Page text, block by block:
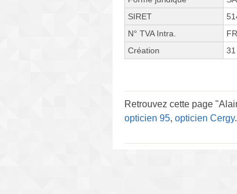
SIRET
N° TVA Intra.
Création
Retrouvez cette page
opticien 95, opticien Cergy.